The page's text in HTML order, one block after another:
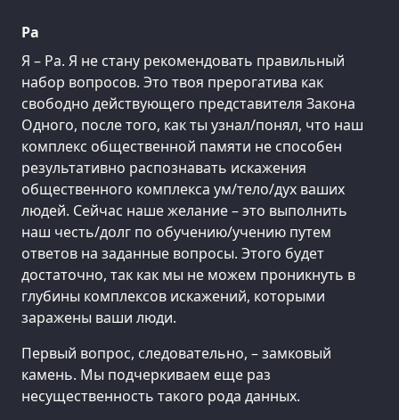
Ра
Я – Ра. Я не стану рекомендовать правильный
набор вопросов. Это твоя прерогатива как
свободно действующего представителя Закона
Одного, после того, как ты узнал/понял, что наш
комплекс общественной памяти не способен
результативно распознавать искажения
общественного комплекса ум/тело/дух ваших
людей. Сейчас наше желание – это выполнить
наш честь/долг по обучению/учению путем
ответов на заданные вопросы. Этого будет
достаточно, так как мы не можем проникнуть в
глубины комплексов искажений, которыми
заражены ваши люди.
Первый вопрос, следовательно, – замковый
камень. Мы подчеркиваем еще раз
несущественность такого рода данных.